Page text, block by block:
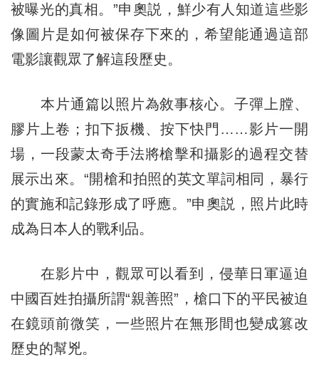
被曝光的真相。”申奧説，鮮少有人知道這些影
像圖片是如何被保存下來的，希望能通過這部
電影讓觀眾了解這段歷史。
本片通篇以照片為敘事核心。子彈上膛、
膠片上卷；扣下扳機、按下快門……影片一開
場，一段蒙太奇手法將槍擊和攝影的過程交替
展示出來。“開槍和拍照的英文單詞相同，暴行
的實施和記錄形成了呼應。”申奧説，照片此時
成為日本人的戰利品。
在影片中，觀眾可以看到，侵華日軍逼迫
中國百姓拍攝所謂“親善照”，槍口下的平民被迫
在鏡頭前微笑，一些照片在無形間也變成篡改
歷史的幫兇。